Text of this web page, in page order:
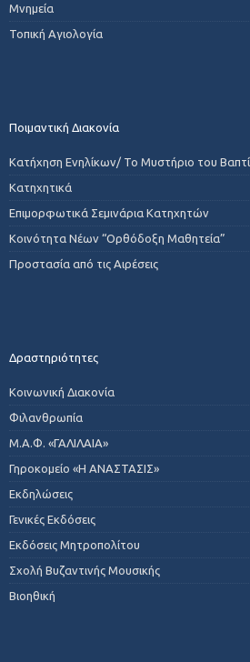
Μνημεία
Τοπική Αγιολογία
Ποιμαντική Διακονία
Κατήχηση Ενηλίκων/ Το Μυστήριο του
Κατηχητικά
Επιμορφωτικά Σεμινάρια Κατηχητών
Κοινότητα Νέων “Ορθόδοξη Μαθητεία”
Προστασία από τις Αιρέσεις
Δραστηριότητες
Κοινωνική Διακονία
Φιλανθρωπία
Μ.Α.Φ. «ΓΑΛΙΛΑΙΑ»
Γηροκομείο «Η ΑΝΑΣΤΑΣΙΣ»
Εκδηλώσεις
Γενικές Εκδόσεις
Εκδόσεις Μητροπολίτου
Σχολή Βυζαντινής Μουσικής
Βιοηθική